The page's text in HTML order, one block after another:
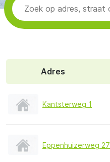
Adres
Kantsterweg 1
Eppenhuizerweg 27